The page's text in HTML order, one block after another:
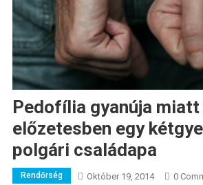
Pedofília gyanúja miatt
előzetesben egy
polgári családapa
Rendőrség Október 19, 2014 0